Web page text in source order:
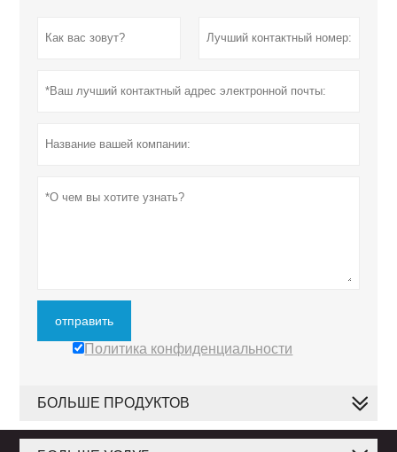
отправить
Политика конфиденциальности
БОЛЬШЕ ПРОДУКТОВ